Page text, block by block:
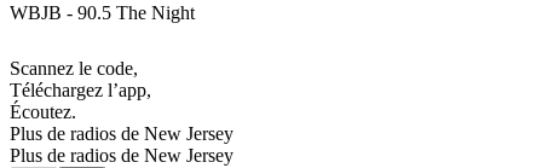
WBJB - 90.5 The Night
Scannez le code,
Téléchargez l’app,
Écoutez.
Plus de radios de New Jersey
Plus de radios de New Jersey